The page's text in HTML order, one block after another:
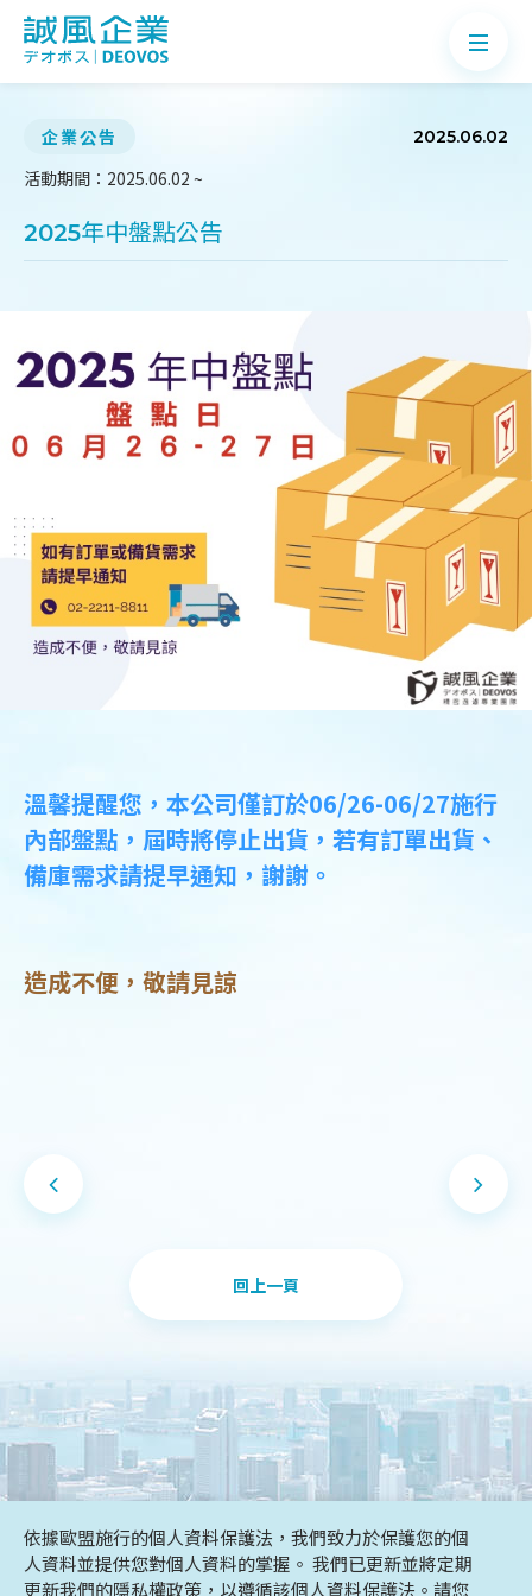
企業公告 2025.06.02
活動期間：2025.06.02 ~
2025年中盤點公告
溫馨提醒您，本公司僅訂於06/26-06/27施行
內部盤點，屆時將停止出貨，若有訂單出貨、
備庫需求請提早通知，謝謝。
造成不便，敬請見諒
回上一頁
最新消息
聯絡我們
依據歐盟施行的個人資料保護法，我們致力於保護您的個
人資料並提供您對個人資料的掌握。 我們已更新並將定期
更新我們的隱私權政策，以遵循該個人資料保護法。請您